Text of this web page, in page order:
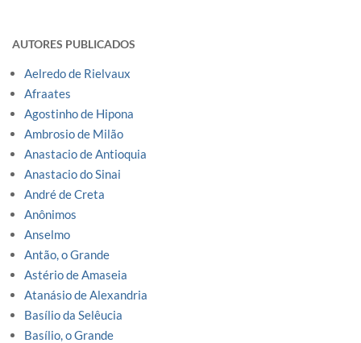
AUTORES PUBLICADOS
Aelredo de Rielvaux
Afraates
Agostinho de Hipona
Ambrosio de Milão
Anastacio de Antioquia
Anastacio do Sinai
André de Creta
Anônimos
Anselmo
Antão, o Grande
Astério de Amaseia
Atanásio de Alexandria
Basílio da Selêucia
Basílio, o Grande